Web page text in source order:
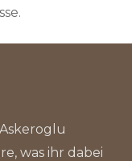
was ihr dabei